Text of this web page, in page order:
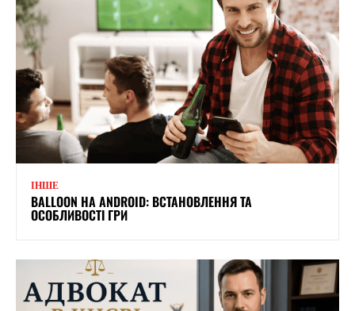
ІНШЕ
BALLOON НА ANDROID: ВСТАНОВЛЕННЯ ТА
ОСОБЛИВОСТІ ГРИ